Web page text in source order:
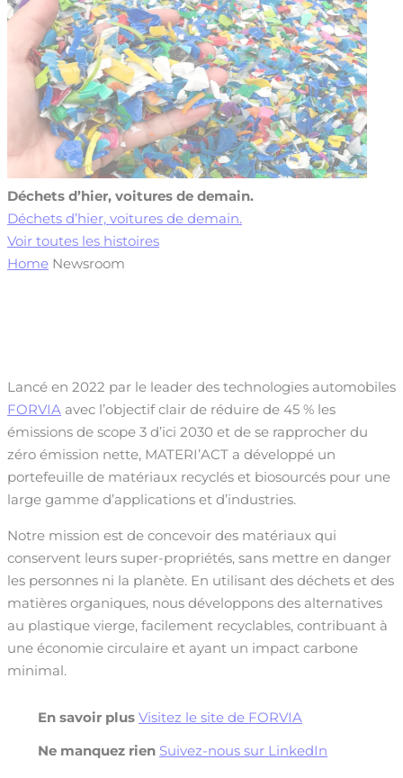
Déchets d’hier, voitures de demain.
Déchets d’hier, voitures de demain.
Voir toutes les histoires
Home Newsroom
Lancé en 2022 par le leader des technologies automobiles
FORVIA avec l’objectif clair de réduire de 45 % les
émissions de scope 3 d’ici 2030 et de se rapprocher du
zéro émission nette, MATERI’ACT a développé un
portefeuille de matériaux recyclés et biosourcés pour une
large gamme d’applications et d’industries.
Notre mission est de concevoir des matériaux qui
conservent leurs super-propriétés, sans mettre en danger
les personnes ni la planète. En utilisant des déchets et des
matières organiques, nous développons des alternatives
au plastique vierge, facilement recyclables, contribuant à
une économie circulaire et ayant un impact carbone
minimal.
En savoir plus Visitez le site de FORVIA
Ne manquez rien Suivez-nous sur LinkedIn